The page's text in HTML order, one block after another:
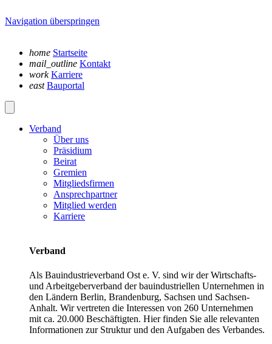
Navigation überspringen
home Startseite
mail_outline Kontakt
work Karriere
east Bauportal
Verband
Über uns
Präsidium
Beirat
Gremien
Mitgliedsfirmen
Ansprechpartner
Mitglied werden
Karriere
Verband
Als Bauindustrieverband Ost e. V. sind wir der Wirtschafts-
und Arbeitgeberverband der bauindustriellen Unternehmen in
den Ländern Berlin, Brandenburg, Sachsen und Sachsen-
Anhalt. Wir vertreten die Interessen von 260 Unternehmen
mit ca. 20.000 Beschäftigten. Hier finden Sie alle relevanten
Informationen zur Struktur und den Aufgaben des Verbandes.